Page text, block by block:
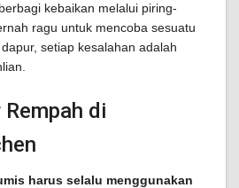
kebaikan melalui piring-
ragu untuk mencoba sesuatu
setiap kesalahan adalah
Rempah di
harus selalu menggunakan